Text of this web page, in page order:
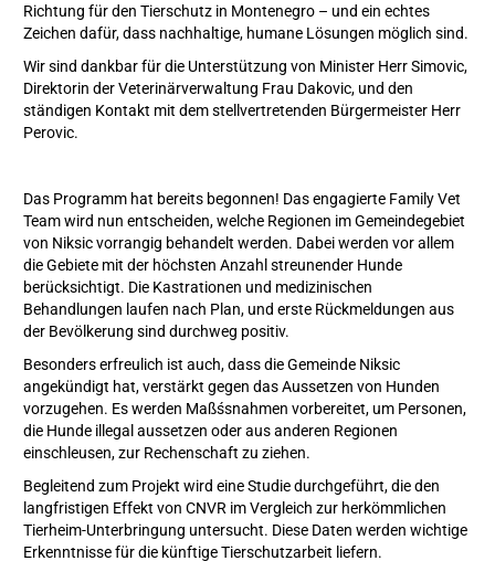
Richtung für den Tierschutz in Montenegro – und ein echtes
Zeichen dafür, dass nachhaltige, humane Lösungen möglich sind.
Wir sind dankbar für die Unterstützung von Minister Herr Simovic,
Direktorin der Veterinärverwaltung Frau Dakovic, und den
ständigen Kontakt mit dem stellvertretenden Bürgermeister Herr
Perovic.
Das Programm hat bereits begonnen! Das engagierte Family Vet
Team wird nun entscheiden, welche Regionen im Gemeindegebiet
von Niksic vorrangig behandelt werden. Dabei werden vor allem
die Gebiete mit der höchsten Anzahl streunender Hunde
berücksichtigt. Die Kastrationen und medizinischen
Behandlungen laufen nach Plan, und erste Rückmeldungen aus
der Bevölkerung sind durchweg positiv.
Besonders erfreulich ist auch, dass die Gemeinde Niksic
angekündigt hat, verstärkt gegen das Aussetzen von Hunden
vorzugehen. Es werden Maßśsnahmen vorbereitet, um Personen,
die Hunde illegal aussetzen oder aus anderen Regionen
einschleusen, zur Rechenschaft zu ziehen.
Begleitend zum Projekt wird eine Studie durchgeführt, die den
langfristigen Effekt von CNVR im Vergleich zur herkömmlichen
Tierheim-Unterbringung untersucht. Diese Daten werden wichtige
Erkenntnisse für die künftige Tierschutzarbeit liefern.